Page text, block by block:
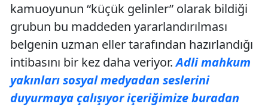
kamuoyunun “küçük gelinler” olarak bildiği
grubun bu maddeden yararlandırılması
belgenin uzman eller tarafından hazırlandığı
intibasını bir kez daha veriyor.Adli mahkum
yakınları sosyal medyadan seslerini
duyurmaya çalışıyor içeriğimize buradan